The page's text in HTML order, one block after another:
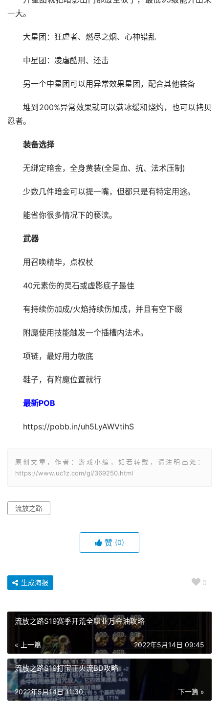
一大。
大星团：狂虐者、燃尽之烟、心神错乱
中星团：凌虐酷刑、还击
另一个中星团可以用异常效果星团，配合其他装备
堆到200%异常效果就可以满冰缓和烧灼，也可以拷贝
忍者。
装备选择
无绑定暗金，全身黄装(全是血、抗、法术压制)
少数几件暗金可以提一嘴，但都只是有特定用途。
能省你很多情况下的亵渎。
武器
用召唤精华，点权杖
40元素伤的灵石或虚影底子最佳
有持续伤加成/火焰持续伤加成，并且有空下缀
附魔使用技能触发一个插槽内法术。
项链，最好用力敏底
鞋子，有附魔位置就行
最新POB
https://pobb.in/uh5LyAWVtihS
原创文章，作者：游戏小编，如若转载，请注明出处：
https://www.uc1z.com/gl/369250.html
流放之路
赞 (0)
0
生成海报
流放之路S19赛季开荒全职业万金油攻略
« 上一篇 2022年5月14日 09:45
流放之路S19打宝正火流BD攻略
下一篇 »
2022年5月14日 11:30